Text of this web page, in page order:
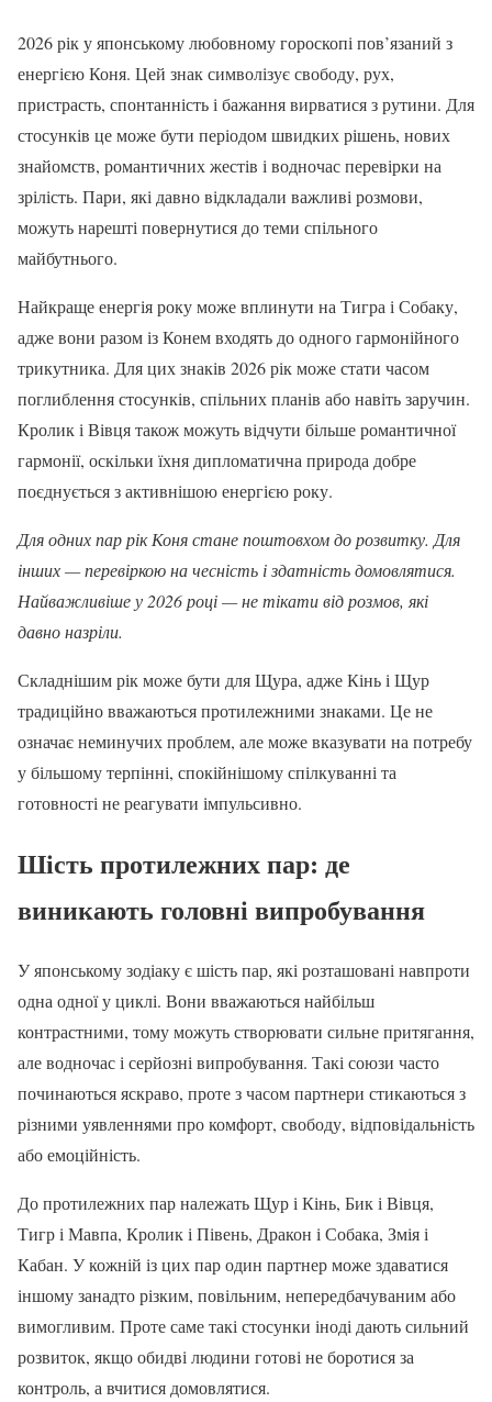
2026 рік у японському любовному гороскопі пов’язаний з
енергією Коня. Цей знак символізує свободу, рух,
пристрасть, спонтанність і бажання вирватися з рутини. Для
стосунків це може бути періодом швидких рішень, нових
знайомств, романтичних жестів і водночас перевірки на
зрілість. Пари, які давно відкладали важливі розмови,
можуть нарешті повернутися до теми спільного
майбутнього.
Найкраще енергія року може вплинути на Тигра і Собаку,
адже вони разом із Конем входять до одного гармонійного
трикутника. Для цих знаків 2026 рік може стати часом
поглиблення стосунків, спільних планів або навіть заручин.
Кролик і Вівця також можуть відчути більше романтичної
гармонії, оскільки їхня дипломатична природа добре
поєднується з активнішою енергією року.
Для одних пар рік Коня стане поштовхом до розвитку. Для
інших — перевіркою на чесність і здатність домовлятися.
Найважливіше у 2026 році — не тікати від розмов, які
давно назріли.
Складнішим рік може бути для Щура, адже Кінь і Щур
традиційно вважаються протилежними знаками. Це не
означає неминучих проблем, але може вказувати на потребу
у більшому терпінні, спокійнішому спілкуванні та
готовності не реагувати імпульсивно.
Шість протилежних пар: де
виникають головні випробування
У японському зодіаку є шість пар, які розташовані навпроти
одна одної у циклі. Вони вважаються найбільш
контрастними, тому можуть створювати сильне притягання,
але водночас і серйозні випробування. Такі союзи часто
починаються яскраво, проте з часом партнери стикаються з
різними уявленнями про комфорт, свободу, відповідальність
або емоційність.
До протилежних пар належать Щур і Кінь, Бик і Вівця,
Тигр і Мавпа, Кролик і Півень, Дракон і Собака, Змія і
Кабан. У кожній із цих пар один партнер може здаватися
іншому занадто різким, повільним, непередбачуваним або
вимогливим. Проте саме такі стосунки іноді дають сильний
розвиток, якщо обидві людини готові не боротися за
контроль, а вчитися домовлятися.